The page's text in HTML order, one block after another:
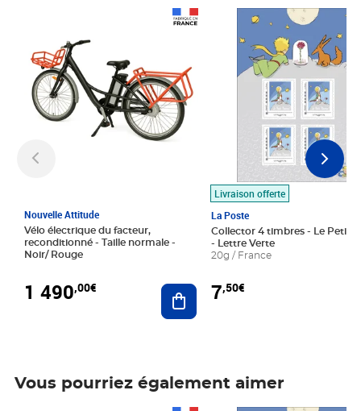
Nouvelle Attitude
Vélo électrique du facteur,
reconditionné - Taille normale -
Noir/ Rouge
1 490,00€ Ajouter au panier
Livraison offerte
La Poste
Collector 4 timbres - Le Petit
- Lettre Verte
20g / France
7,50€
Prix 7,50€
Vous pourriez également aimer